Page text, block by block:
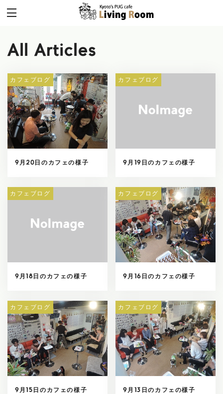
All Articles
カフェブログ
9月20日のカフェの様子
カフェブログ
9月19日のカフェの様子
カフェブログ
9月18日のカフェの様子
カフェブログ
9月16日のカフェの様子
カフェブログ
9月15日のカフェの様子
カフェブログ
9月13日のカフェの様子